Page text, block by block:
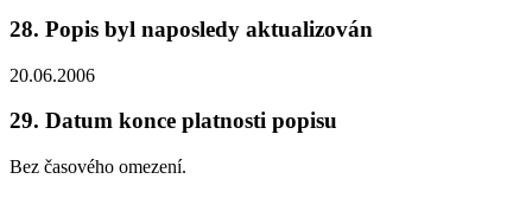
28. Popis byl naposledy aktualizován
20.06.2006
29. Datum konce platnosti popisu
Bez časového omezení.